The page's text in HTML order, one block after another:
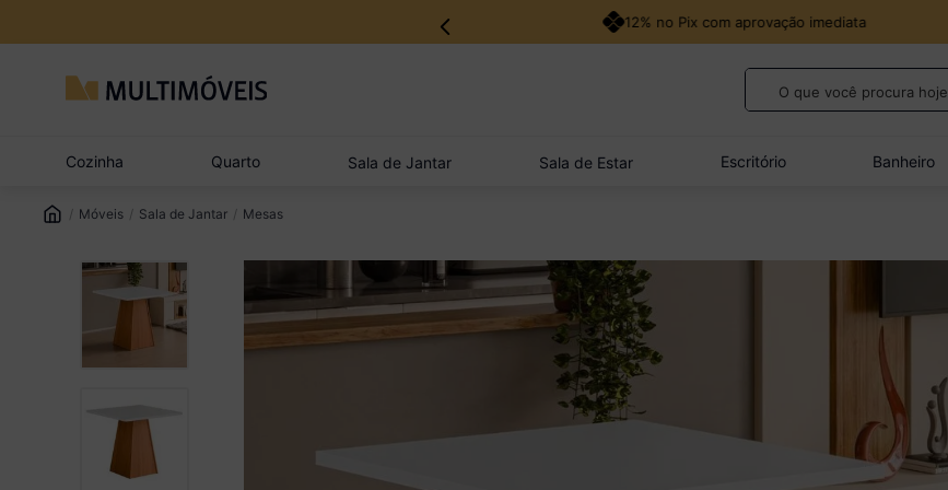
12% no Pix com aprovação imediata
O que você procura hoje?
Cozinha Quarto Sala de Jantar Sala de Estar Escritório Banheiro
Móveis Sala de Jantar Mesas
4º
sofá
5º quarto bebê completo